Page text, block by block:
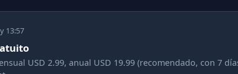
13:57
USD 2.99, anual USD 19.99 (recomendado, con 7